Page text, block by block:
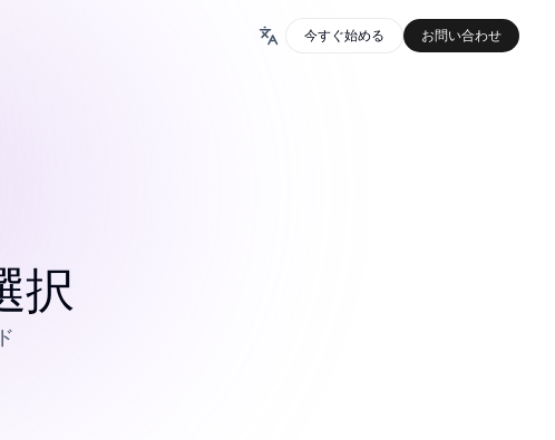
今すぐ始める お問い合わせ
択